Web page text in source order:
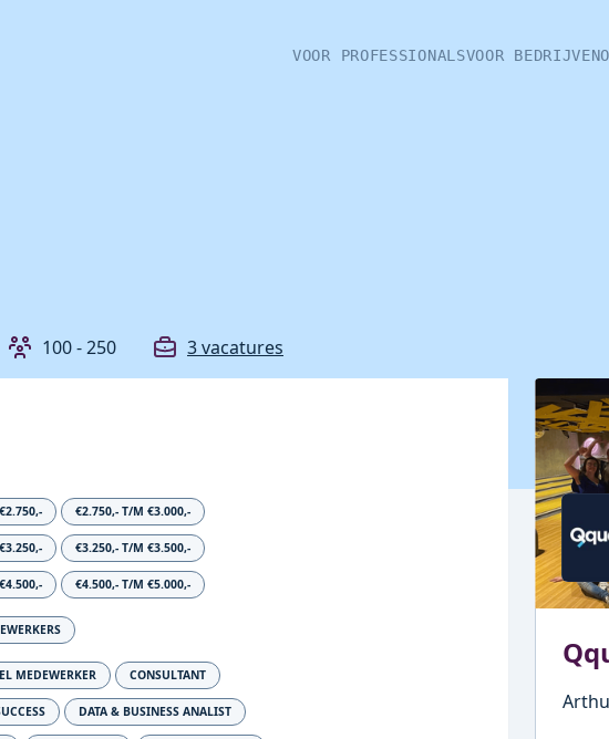
VOOR PROFESSIONALSVOOR BEDRIJVEN
100 - 250 3 vacatures
€2.750,- T/M €3.000,-
€3.250,- T/M €3.500,-
€4.500,- T/M €5.000,-
MEDEWERKER CONSULTANT
DATA & BUSINESS ANALIST